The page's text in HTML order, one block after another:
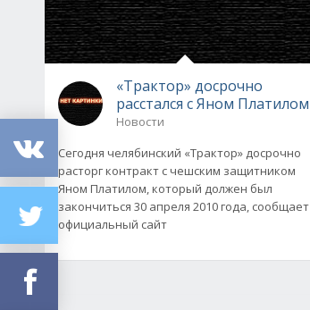
«Трактор» досрочно
расстался с Яном Платилом
Новости
Сегодня челябинский «Трактор» досрочно
расторг контракт с чешским защитником
Яном Платилом, который должен был
закончиться 30 апреля 2010 года, сообщает
официальный сайт